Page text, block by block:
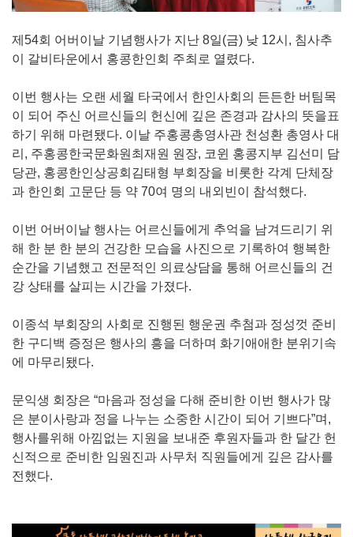
제54회 어버이날 기념행사가 지난 8일(금) 낮 12시, 침사추
이 갈비타운에서 홍콩한인회 주최로 열렸다.
이번 행사는 오랜 세월 타국에서 한인사회의 든든한 버팀목
이 되어 주신 어르신들의 헌신에 깊은 존경과 감사의 뜻을표
하기 위해 마련됐다. 이날 주홍콩총영사관 천성환 총영사 대
리, 주홍콩한국문화원최재원 원장, 코윈 홍콩지부 김선미 담
당관, 홍콩한인상공회김태형 부회장을 비롯한 각계 단체장
과 한인회 고문단 등 약 70여 명의 내외빈이 참석했다.
이번 어버이날 행사는 어르신들에게 추억을 남겨드리기 위
해 한 분 한 분의 건강한 모습을 사진으로 기록하여 행복한
순간을 기념했고 전문적인 의료상담을 통해 어르신들의 건
강 상태를 살피는 시간을 가졌다.
이종석 부회장의 사회로 진행된 행운권 추첨과 정성껏 준비
한 구디백 증정은 행사의 흥을 더하며 화기애애한 분위기속
에 마무리됐다.
문익생 회장은 “마음과 정성을 다해 준비한 이번 행사가 많
은 분이사랑과 정을 나누는 소중한 시간이 되어 기쁘다”며,
행사를위해 아낌없는 지원을 보내준 후원자들과 한 달간 헌
신적으로 준비한 임원진과 사무처 직원들에게 깊은 감사를
전했다.